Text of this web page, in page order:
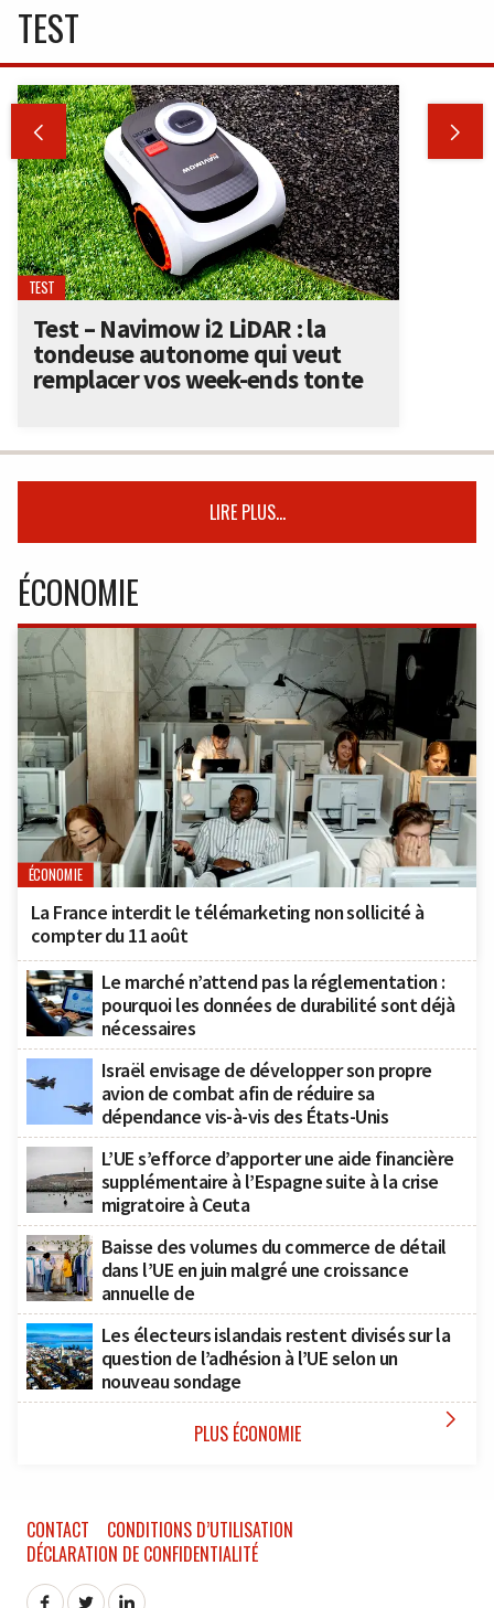
TEST
 
TEST
Test – Navimow i2 LiDAR : la
tondeuse autonome qui veut
remplacer vos week-ends tonte
LIRE PLUS...
ÉCONOMIE
ÉCONOMIE
La France interdit le télémarketing non sollicité à
compter du 11 août
Le marché n’attend pas la réglementation :
pourquoi les données de durabilité sont déjà
nécessaires
Israël envisage de développer son propre
avion de combat afin de réduire sa
dépendance vis-à-vis des États-Unis
L’UE s’efforce d’apporter une aide financière
supplémentaire à l’Espagne suite à la crise
migratoire à Ceuta
Baisse des volumes du commerce de détail
dans l’UE en juin malgré une croissance
annuelle de
Les électeurs islandais restent divisés sur la
question de l’adhésion à l’UE selon un
nouveau sondage
PLUS ÉCONOMIE 
CONTACT
CONDITIONS D’UTILISATION
DÉCLARATION DE CONFIDENTIALITÉ